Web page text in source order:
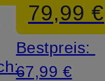
79,99 €
Bestpreis:
67,99 €